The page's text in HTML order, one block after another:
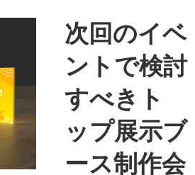
次回のイベ
ントで検討
すべきト
ップ展示ブ
ース制作会